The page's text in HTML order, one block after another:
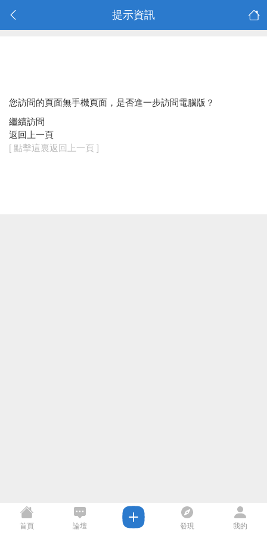
提示資訊
您訪問的頁面無手機頁面，是否進一步訪問電腦版？
繼續訪問
返回上一頁
[ 點擊這裏返回上一頁 ]
首頁 論壇 發現 我的